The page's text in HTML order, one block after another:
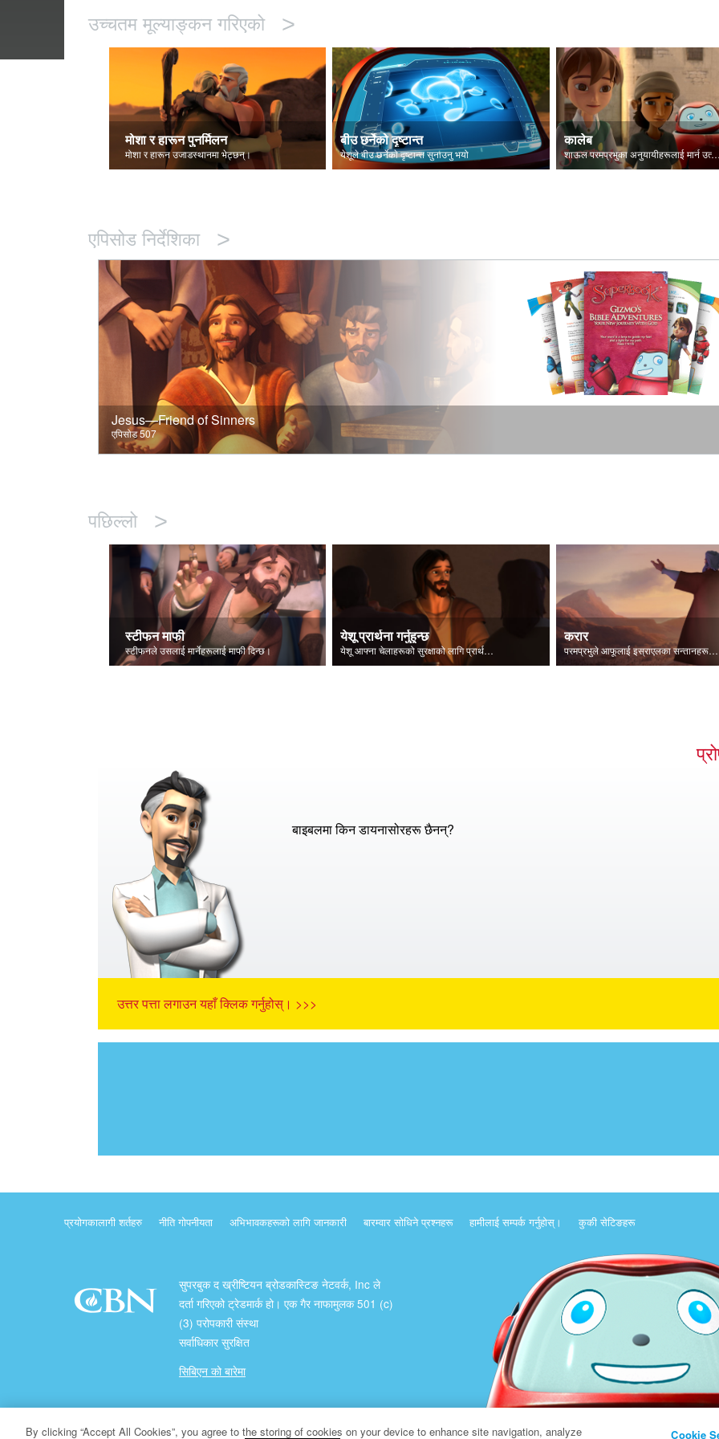
उच्चतम मूल्याङ्कन गरिएको >
मोशा र हारून पुनर्मिलन
मोशा र हारून उजाडस्थानमा भेट्छन्।
बीउ छर्नेको दृष्टान्त
येशूले बीउ छर्नेकाे दृष्टान्त सुनाउनु भयो
कालेब
शाऊल परमप्रभुका अनुयायीहरूलाई मार्न उत्सुक थिए।
एपिसोड निर्देशिका >
Jesus—Friend of Sinners
एपिसोड 507
पछिल्लो >
स्टीफन माफी
स्टीफनले उसलाई मार्नेहरूलाई माफी दिन्छ।
येशू प्रार्थना गर्नुहुन्छ
येशू आफ्ना चेलाहरूको सुरक्षाको लागि प्रार्थना गर्नुहुन्छ।
करार
परमप्रभुले आफूलाई इस्राएलका सन्तानहरूलाई प्रकट गर्नुहुन्छ।
बाइबलमा किन डायनासोरहरू छैनन्?
उत्तर पत्ता लगाउन यहाँ क्लिक गर्नुहोस्। >>>
प्रयोगकालागी शर्तहरु नीति गोपनीयता अभिभावकहरूको लागि जानकारी बारम्वार साेधिने प्रश्नहरू हामीलाई सम्पर्क गर्नुहोस्। कुकी सेटिङहरू
सुपरबुक द ख्रीष्टियन ब्रोडकास्टिङ नेटवर्क, Inc ले
दर्ता गरिएको ट्रेडमार्क हो। एक गैर नाफामुलक 501 (c)
(3) परोपकारी संस्था
सर्वाधिकार सुरक्षित
सिबिएन को बारेमा
प्रतिलिपि अधिकार ख्रीष्टियन ब्रोडकास्टिङ् नेटवर्क
By clicking “Accept All Cookies”, you agree to the storing of cookies on your device to enhance site navigation, analyze Cookie